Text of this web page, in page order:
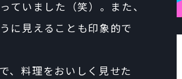
ていました（笑）。また、
に見えることも印象的で
、料理をおいしく見せた